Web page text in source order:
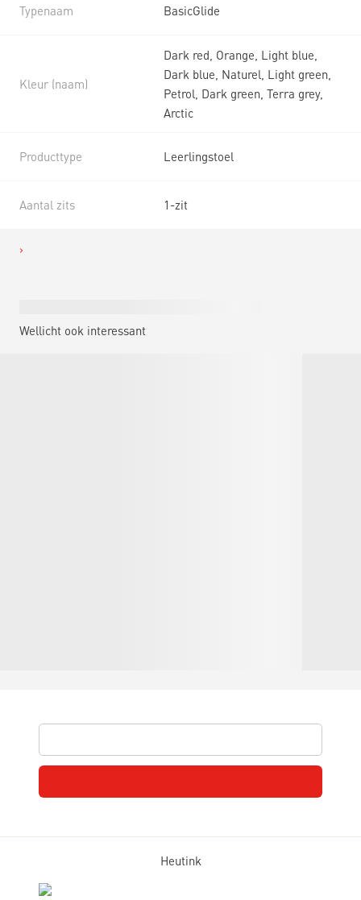
Typenaam BasicGlide
Kleur (naam)
Dark red, Orange, Light blue,
Dark blue, Naturel, Light green,
Petrol, Dark green, Terra grey,
Arctic
Producttype Leerlingstoel
Aantal zits 1-zit
Wellicht ook interessant
Heutink